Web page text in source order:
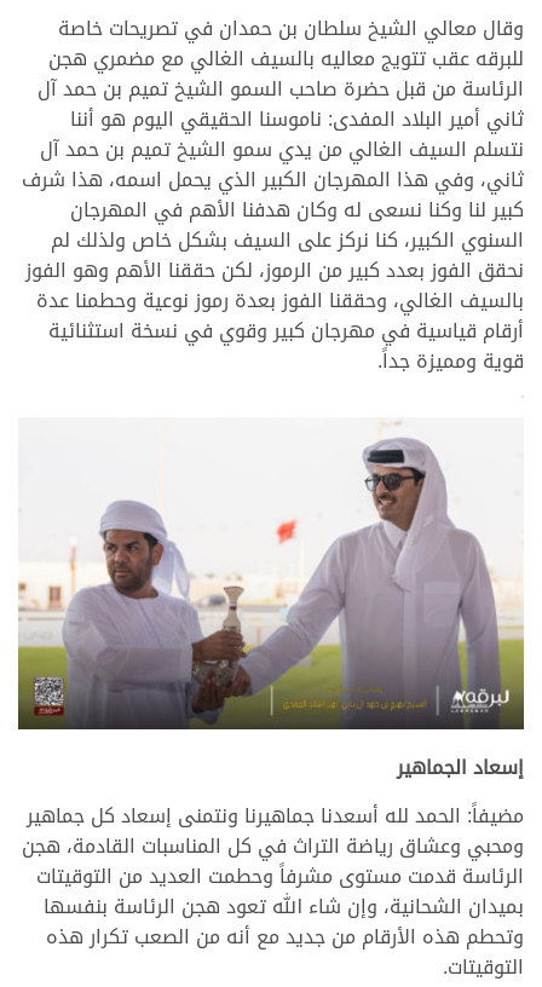
وقال معالي الشيخ سلطان بن حمدان في تصريحات خاصة
للبرقه عقب تتويج معاليه بالسيف الغالي مع مضمري هجن
الرئاسة من قبل حضرة صاحب السمو الشيخ تميم بن حمد آل
ثاني أمير البلاد المفدى: ناموسنا الحقيقي اليوم هو أننا
نتسلم السيف الغالي من يدي سمو الشيخ تميم بن حمد آل
ثاني، وفي هذا المهرجان الكبير الذي يحمل اسمه، هذا شرف
كبير لنا وكنا نسعى له وكان هدفنا الأهم في المهرجان
السنوي الكبير، كنا نركز على السيف بشكل خاص ولذلك لم
نحقق الفوز بعدد كبير من الرموز، لكن حققنا الأهم وهو الفوز
بالسيف الغالي، وحققنا الفوز بعدة رموز نوعية وحطمنا عدة
أرقام قياسية في مهرجان كبير وقوي في نسخة استثنائية
قوية ومميزة جداً.
>
.
إسعاد الجماهير
مضيفاً: الحمد لله أسعدنا جماهيرنا ونتمنى إسعاد كل جماهير
ومحبي وعشاق رياضة التراث في كل المناسبات القادمة، هجن
الرئاسة قدمت مستوى مشرفاً وحطمت العديد من التوقيتات
بميدان الشحانية، وإن شاء الله تعود هجن الرئاسة بنفسها
وتحطم هذه الأرقام من جديد مع أنه من الصعب تكرار هذه
التوقيتات.